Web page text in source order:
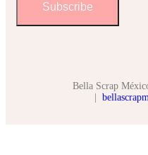
Subscribe
Bella Scrap